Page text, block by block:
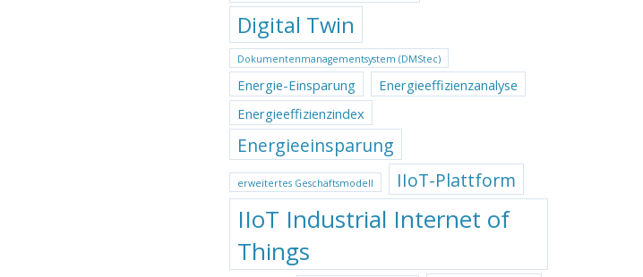
Digital Twin
Dokumentenmanagementsystem (DMStec)
Energie-Einsparung
Energieeffizienzanalyse
Energieeffizienzindex
Energieeinsparung
erweitertes Geschäftsmodell IIoT-Plattform
IIoT Industrial Internet of
Things